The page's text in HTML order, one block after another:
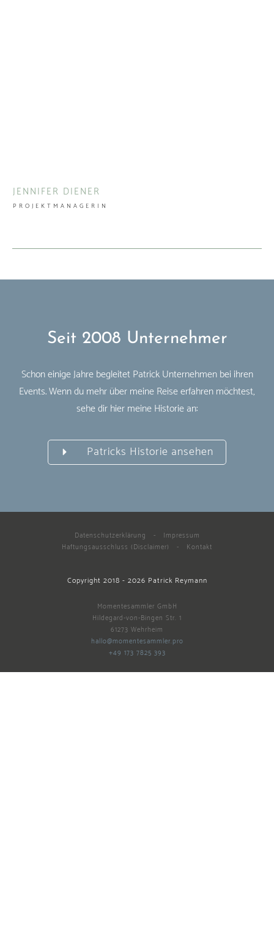
JENNIFER DIENER
PROJEKTMANAGERIN
Seit 2008 Unternehmer
Schon einige Jahre begleitet Patrick Unternehmen bei ihren
Events. Wenn du mehr über meine Reise erfahren möchtest,
sehe dir hier meine Historie an:
Patricks Historie ansehen
Momentesammler GmbH
Hildegard-von-Bingen Str. 1
61273 Wehrheim
hallo@momentesammler.pro
+49 173 7825 393
Copyright 2018 - 2026 Patrick Reymann
Datenschutzerklärung - Impressum
Haftungsausschluss (Disclaimer)
- Kontakt